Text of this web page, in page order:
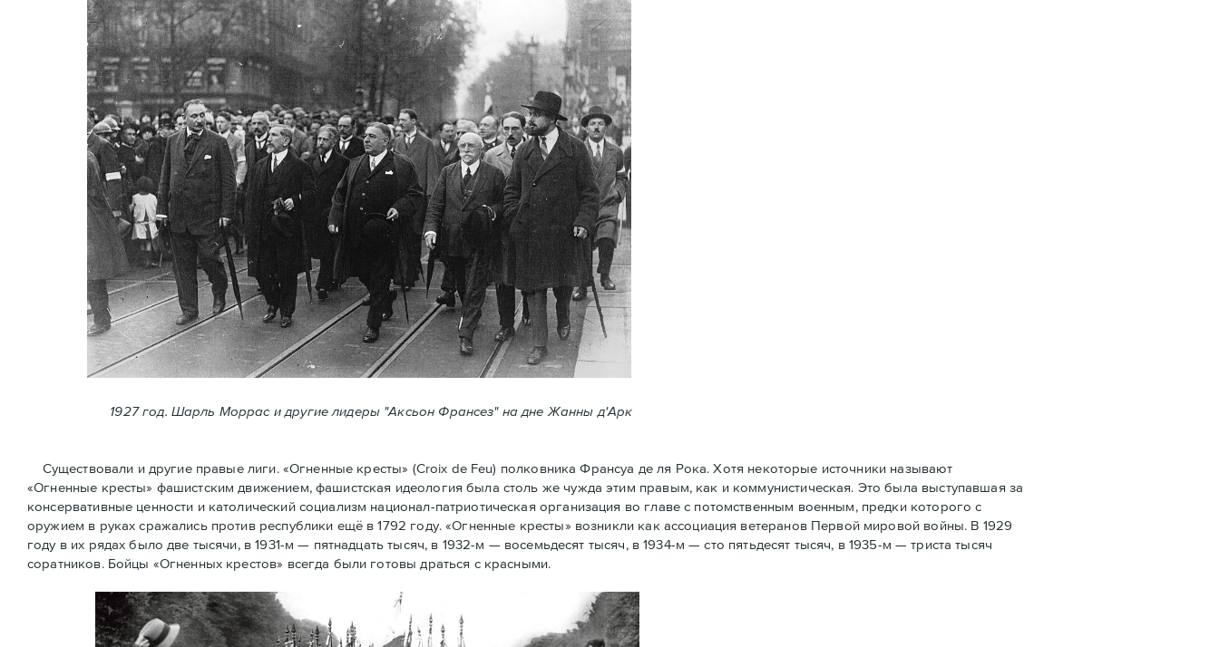
1927 год. Шарль Моррас и другие лидеры "Аксьон Франсез" на дне Жанны д'Арк
Существовали и другие правые лиги. «Огненные кресты» (Croix de Feu) полковника Франсуа де ля Рока. Хотя некоторые источники называют
«Огненные крeсты» фашистским движением, фашистская идеология была столь же чужда этим правым, как и коммунистическая. Это была выступавшая за
консервативные ценности и католический социализм национал-патриотическая организация во главе с потомственным военным, предки которого с
оружием в руках сражались против республики ещё в 1792 году. «Огненные кресты» возникли как ассоциация ветеранов Первой мировой войны. В 1929
году в их рядах было две тысячи, в 1931-м — пятнадцать тысяч, в 1932-м — восемьдесят тысяч, в 1934-м — сто пятьдесят тысяч, в 1935-м — триста тысяч
соратников. Бойцы «Огненных крестов» всегда были готовы драться с красными.